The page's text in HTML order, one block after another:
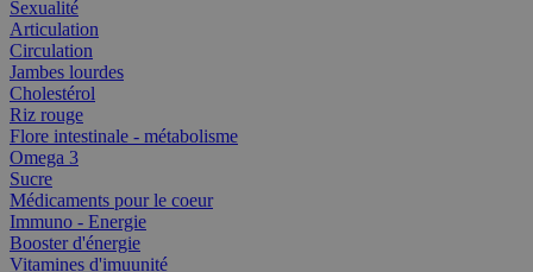
Sexualité
Articulation
Circulation
Jambes lourdes
Cholestérol
Riz rouge
Flore intestinale - métabolisme
Omega 3
Sucre
Médicaments pour le coeur
Immuno - Energie
Booster d'énergie
Vitamines d'imuunité